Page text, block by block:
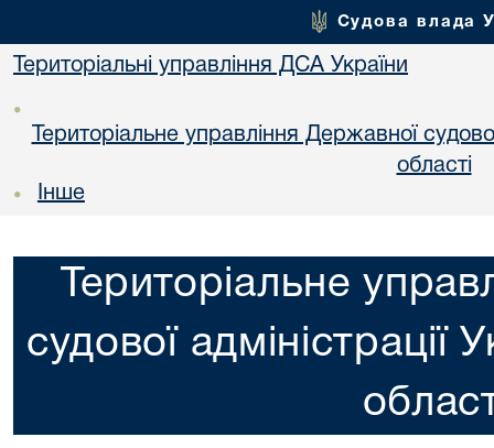
Судова влада
Територіальні управління ДСА України
•
Територіальне управління Державної
областi
• Інше
Територіальне
судової адміністрації